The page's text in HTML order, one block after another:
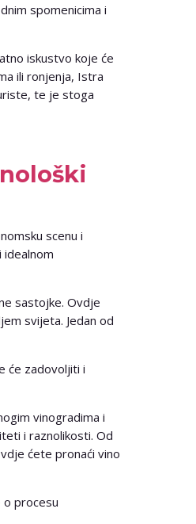
spomenicima i
iskustvo koje će
ili ronjenja, Istra
te je stoga
scenu i
idealnom
sastojke. Ovdje
svijeta. Jedan od
će zadovoljiti i
vinogradima i
i raznolikosti. Od
ćete pronaći vino
o procesu